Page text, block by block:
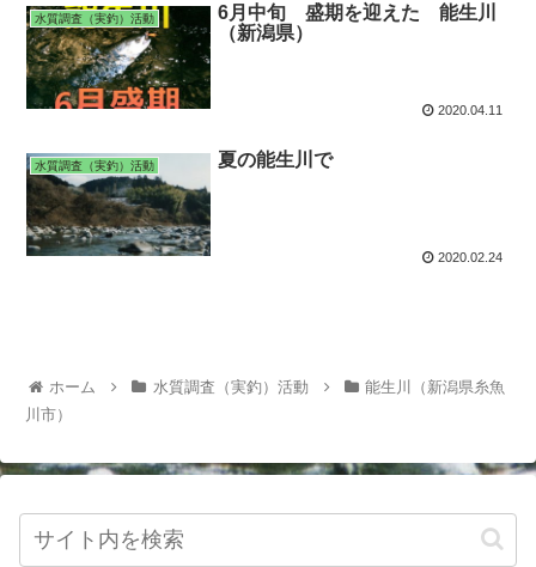
水質調査（実釣）活動
6月中旬 盛期を迎えた 能生川
（新潟県）
2020.04.11
水質調査（実釣）活動 夏の能生川で
2020.02.24
ホーム 水質調査（実釣）活動
能生川（新潟県糸魚
川市）